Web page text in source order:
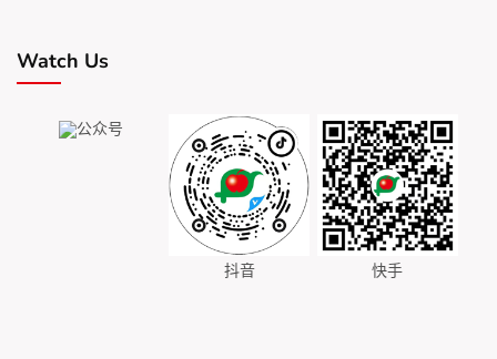
Watch Us
公众号
抖音 快手